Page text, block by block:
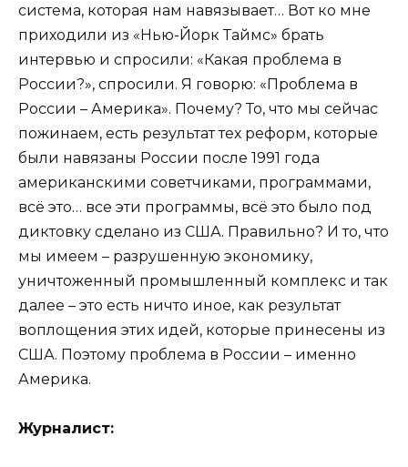
система, которая нам навязывает… Вот ко мне
приходили из «Нью-Йорк Таймс» брать
интервью и спросили: «Какая проблема в
России?», спросили. Я говорю: «Проблема в
России – Америка». Почему? То, что мы сейчас
пожинаем, есть результат тех реформ, которые
были навязаны России после 1991 года
американскими советчиками, программами,
всё это… все эти программы, всё это было под
диктовку сделано из США. Правильно? И то, что
мы имеем – разрушенную экономику,
уничтоженный промышленный комплекс и так
далее – это есть ничто иное, как результат
воплощения этих идей, которые принесены из
США. Поэтому проблема в России – именно
Америка.
Журналист: